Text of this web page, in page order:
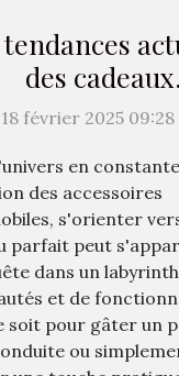
des cadeaux
automobiles et
meilleur
février 2025 09:28
en constante
des accessoires
s'orienter
parfait peut
dans un
et de
soit pour gâter un
ou